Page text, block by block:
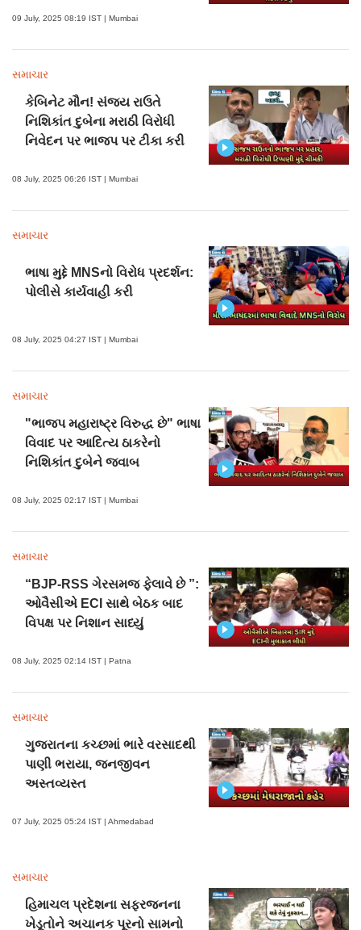
09 July, 2025 08:19 IST | Mumbai
સમાચાર
કેબિનેટ મૌન! સંજય રાઉતે
નિશિકાંત દુબેના મરાઠી વિરોધી
નિવેદન પર ભાજપ પર ટીકા કરી
08 July, 2025 06:26 IST | Mumbai
સમાચાર
ભાષા મુદ્દે MNSનો વિરોધ પ્રદર્શન:
પોલીસે કાર્યવાહી કરી
08 July, 2025 04:27 IST | Mumbai
સમાચાર
"ભાજપ મહારાષ્ટ્ર વિરુદ્ધ છે" ભાષા
વિવાદ પર આદિત્ય ઠાકરેનો
નિશિકાંત દુબેને જવાબ
08 July, 2025 02:17 IST | Mumbai
સમાચાર
“BJP-RSS ગેરસમજ ફેલાવે છે ”:
ઓવૈસીએ ECI સાથે બેઠક બાદ
વિપક્ષ પર નિશાન સાધ્યું
08 July, 2025 02:14 IST | Patna
સમાચાર
ગુજરાતના કચ્છમાં ભારે વરસાદથી
પાણી ભરાયા, જનજીવન
અસ્તવ્યસ્ત
07 July, 2025 05:24 IST | Ahmedabad
સમાચાર
હિમાચલ પ્રદેશના સફરજનના
ખેડૂતોને અચાનક પૂરનો સામનો